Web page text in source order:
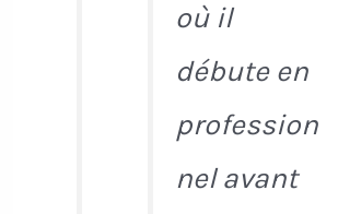
où il
débute en
profession
nel avant